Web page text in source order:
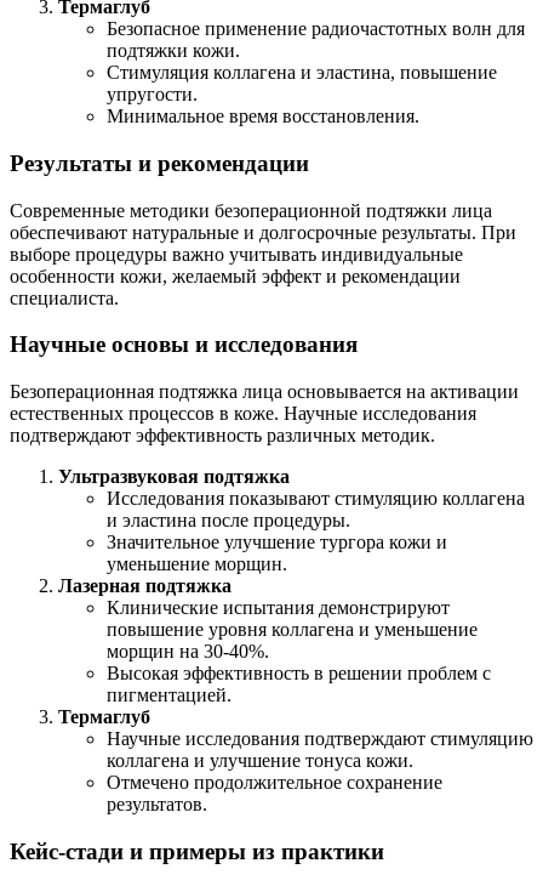
Термаглуб
Безопасное применение радиочастотных волн для
подтяжки кожи.
Стимуляция коллагена и эластина, повышение
упругости.
Минимальное время восстановления.
Результаты и рекомендации
Современные методики безоперационной подтяжки лица
обеспечивают натуральные и долгосрочные результаты. При
выборе процедуры важно учитывать индивидуальные
особенности кожи, желаемый эффект и рекомендации
специалиста.
Научные основы и исследования
Безоперационная подтяжка лица основывается на активации
естественных процессов в коже. Научные исследования
подтверждают эффективность различных методик.
Ультразвуковая подтяжка
Исследования показывают стимуляцию коллагена
и эластина после процедуры.
Значительное улучшение тургора кожи и
уменьшение морщин.
Лазерная подтяжка
Клинические испытания демонстрируют
повышение уровня коллагена и уменьшение
морщин на 30-40%.
Высокая эффективность в решении проблем с
пигментацией.
Термаглуб
Научные исследования подтверждают стимуляцию
коллагена и улучшение тонуса кожи.
Отмечено продолжительное сохранение
результатов.
Кейс-стади и примеры из практики